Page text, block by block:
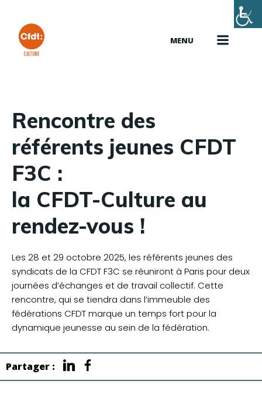
MENU
Rencontre des
référents jeunes CFDT
F3C :
la CFDT-Culture au
rendez-vous !
Les 28 et 29 octobre 2025, les référents jeunes des
syndicats de la CFDT F3C se réuniront à Paris pour deux
journées d’échanges et de travail collectif. Cette
rencontre, qui se tiendra dans l’immeuble des
fédérations CFDT marque un temps fort pour la
dynamique jeunesse au sein de la fédération.
Partager :